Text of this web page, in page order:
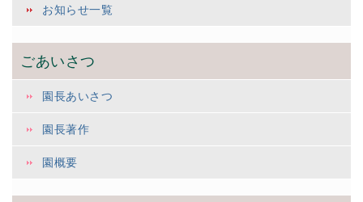
お知らせ一覧
ごあいさつ
園長あいさつ
園長著作
園概要